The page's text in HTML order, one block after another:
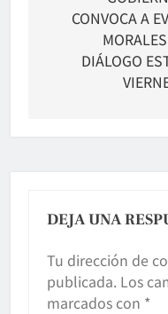
entradas
CONVOCA A
DIÁLOGO
DEJA UNA
Tu dirección de
publicada. Los
marcados con *